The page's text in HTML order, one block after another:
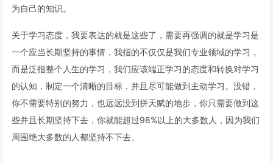
为自己的知识。
关于学习态度，我要表达的就是这些了，需要再强调的就是学习是
一个应当长期坚持的事情，我指的不仅仅是我们专业领域的学习，
而是泛指整个人生的学习，我们应该端正学习的态度和转换对学习
的认知，制定一个清晰的目标，并且尽可能做到主动学习。没错，
你不需要特别的努力，也远远没到拼天赋的地步，你只需要做到这
些并且长期坚持下去，你就能超过98%以上的大多数人，因为我们
周围绝大多数的人都坚持不下去。